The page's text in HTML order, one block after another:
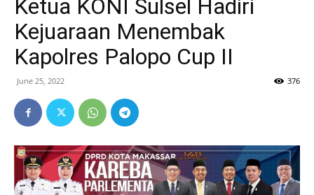
Ketua KONI Sulsel Hadiri
Kejuaraan Menembak
Kapolres Palopo Cup II
June 25, 2022 376